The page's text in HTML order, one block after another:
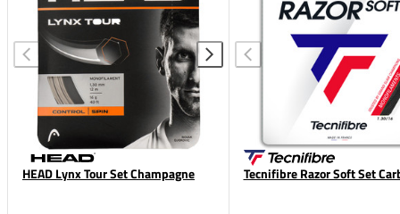
HEAD Lynx Tour Set Champagne Tecnifibre Razor Soft Set